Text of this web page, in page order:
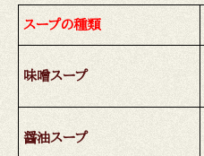
スープの種類
味噌スープ
醤油スープ